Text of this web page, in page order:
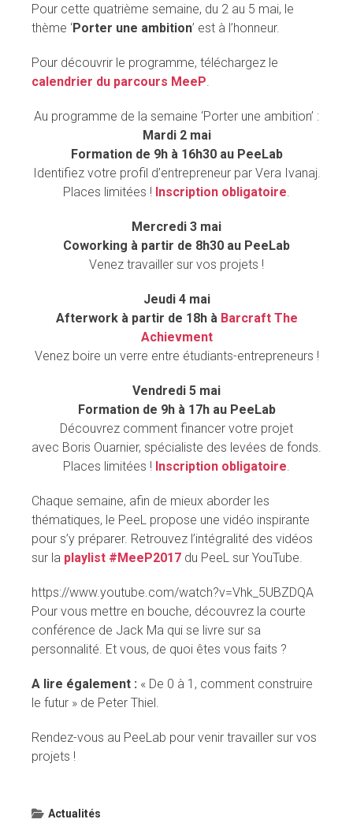
Pour cette quatrième semaine, du 2 au 5 mai, le
thème ‘Porter une ambition’ est à l’honneur.
Pour découvrir le programme, téléchargez le
calendrier du parcours MeeP
Au programme de la semaine ‘Porter une ambition’ :
Mardi 2 mai
Formation de 9h à 16h30 au PeeLab
Identifiez votre profil d’entrepreneur par Vera Ivanaj.
Places limitées ! Inscription obligatoire
Mercredi 3 mai
Coworking à partir de 8h30 au PeeLab
Venez travailler sur vos projets !
Jeudi 4 mai
Afterwork à partir de 18h à Barcraft The
Achievment
Venez boire un verre entre étudiants-entrepreneurs !
Vendredi 5 mai
Formation de 9h à 17h au PeeLab
Découvrez comment financer votre projet
avec Boris Ouarnier, spécialiste des levées de fonds.
Places limitées ! Inscription obligatoire
Chaque semaine, afin de mieux aborder les
thématiques, le PeeL propose une vidéo inspirante
pour s’y préparer. Retrouvez l’intégralité des vidéos
sur la playlist #MeeP2017 du PeeL sur YouTube.
https://www.youtube.com/watch?v=Vhk_5UBZDQA
Pour vous mettre en bouche, découvrez la courte
conférence de Jack Ma qui se livre sur sa
personnalité. Et vous, de quoi êtes vous faits ?
A lire également : « De 0 à 1, comment construire
le futur » de Peter Thiel.
Rendez-vous au PeeLab pour venir travailler sur vos
projets !
Actualités